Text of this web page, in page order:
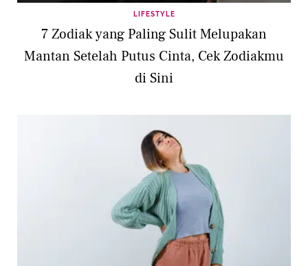
LIFESTYLE
7 Zodiak yang Paling Sulit Melupakan
Mantan Setelah Putus Cinta, Cek Zodiakmu
di Sini